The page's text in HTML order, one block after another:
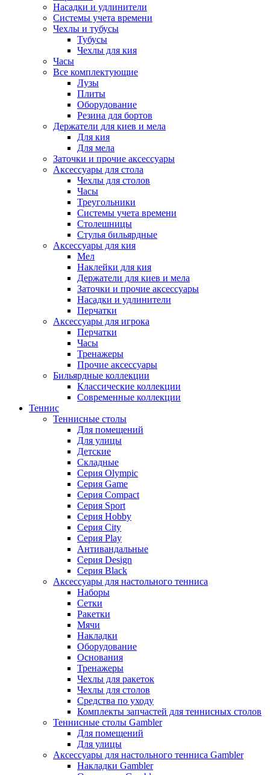
Насадки и удлинители
Системы учета времени
Чехлы и тубусы
Тубусы
Чехлы для кия
Часы
Все комплектующие
Лузы
Плиты
Оборудование
Резина для бортов
Держатели для киев и мела
Для кия
Для мела
Заточки и прочие аксессуары
Аксессуары для стола
Чехлы для столов
Часы
Треугольники
Системы учета времени
Столешницы
Стулья бильярдные
Аксессуары для кия
Мел
Наклейки для кия
Держатели для киев и мела
Заточки и прочие аксессуары
Насадки и удлинители
Перчатки
Аксессуары для игрока
Перчатки
Часы
Тренажеры
Прочие аксессуары
Бильярдные коллекции
Классические коллекции
Современные коллекции
Теннис
Теннисные столы
Для помещений
Для улицы
Детские
Складные
Серия Olympic
Серия Game
Серия Compact
Серия Sport
Серия Hobby
Серия City
Серия Play
Антивандальные
Серия Design
Серия Black
Аксессуары для настольного тенниса
Наборы
Сетки
Ракетки
Мячи
Накладки
Оборудование
Основания
Тренажеры
Чехлы для ракеток
Чехлы для столов
Средства по уходу
Комплекты запчастей для теннисных столов
Теннисные столы Gambler
Для помещений
Для улицы
Аксессуары для настольного тенниса Gambler
Накладки Gambler